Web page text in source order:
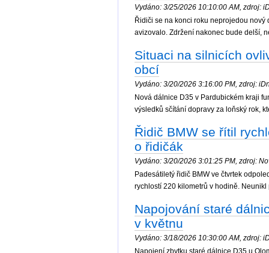
Vydáno: 3/25/2026 10:10:00 AM, zdroj:
Řidiči se na konci roku neprojedou
avizovalo. Zdržení nakonec bude delší,
Situaci na silnicích
obcí
Vydáno: 3/20/2026 3:16:00 PM, zdroj:
Nová dálnice D35 v Pardubickém kraji
výsledků sčítání dopravy za loňský rok,
Řidič BMW se řítil
o řidičák
Vydáno: 3/20/2026 3:01:25 PM, zdroj:
Padesátiletý řidič BMW ve čtvrtek
rychlostí 220 kilometrů v hodině.
Napojování staré
v květnu
Vydáno: 3/18/2026 10:30:00 AM, zdroj: